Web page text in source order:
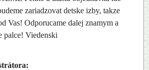
zariadzovat detske izby, takze
Vas! Odporucame dalej znamym a
palce! Viedenski